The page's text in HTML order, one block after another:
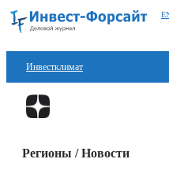
Инвестклимат
Финансы
Регионы / Новости